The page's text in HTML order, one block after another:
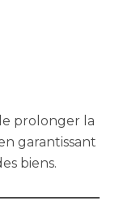
prolonger la
garantissant
biens.